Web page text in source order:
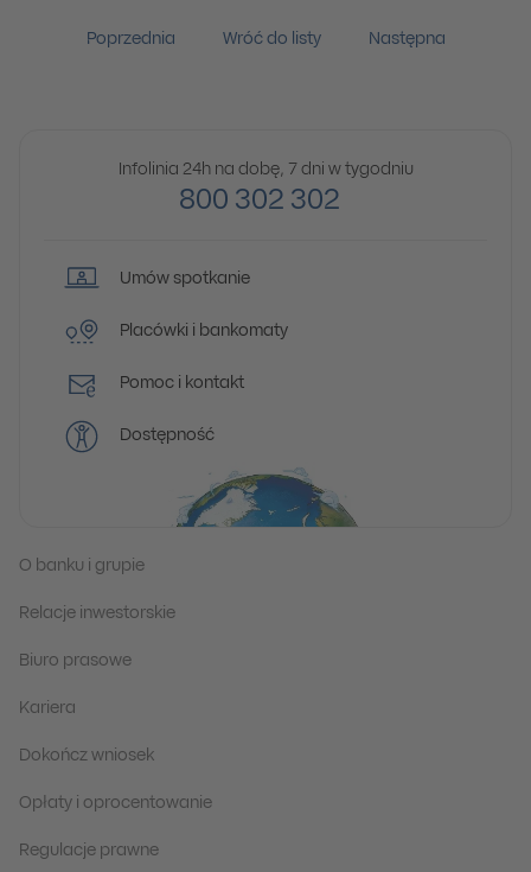
Poprzednia Wróć do listy Następna
Infolinia 24h na dobę, 7 dni w tygodniu
800 302 302
Umów spotkanie
Placówki i bankomaty
Pomoc i kontakt
Dostępność
O banku i grupie
Relacje inwestorskie
Biuro prasowe
Kariera
Dokończ wniosek
Opłaty i oprocentowanie
Regulacje prawne